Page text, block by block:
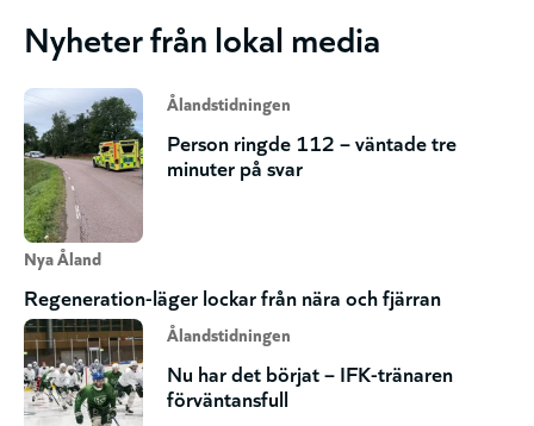
Nyheter från lokal media
Ålandstidningen
Person ringde 112 – väntade tre
minuter på svar
Nya Åland
Regeneration-läger lockar från nära och fjärran
Ålandstidningen
Nu har det börjat – IFK-tränaren
förväntansfull